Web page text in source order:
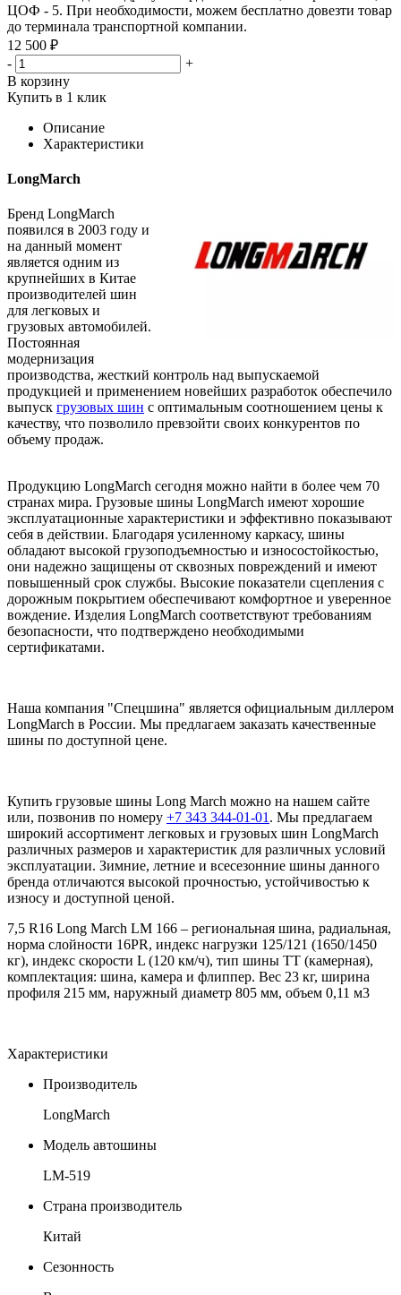
ЦОФ - 5. При необходимости, можем бесплатно довезти товар
до терминала транспортной компании.
12 500 ₽
-
+
В корзину
Купить в 1 клик
Описание
Характеристики
LongMarch
Бренд LongMarch
появился в 2003 году и
на данный момент
является одним из
крупнейших в Китае
производителей шин
для легковых и
грузовых автомобилей.
Постоянная
модернизация
производства, жесткий контроль над выпускаемой
продукцией и применением новейших разработок обеспечило
выпуск грузовых шин с оптимальным соотношением цены к
качеству, что позволило превзойти своих конкурентов по
объему продаж.
Продукцию LongMarch сегодня можно найти в более чем 70
странах мира. Грузовые шины LongMarch имеют хорошие
эксплуатационные характеристики и эффективно показывают
себя в действии. Благодаря усиленному каркасу, шины
обладают высокой грузоподъемностью и износостойкостью,
они надежно защищены от сквозных повреждений и имеют
повышенный срок службы. Высокие показатели сцепления с
дорожным покрытием обеспечивают комфортное и уверенное
вождение. Изделия LongMarch соответствуют требованиям
безопасности, что подтверждено необходимыми
сертификатами.
Наша компания "Спецшина" является официальным диллером
LongMarch в России. Мы предлагаем заказать качественные
шины по доступной цене.
Купить грузовые шины Long March можно на нашем сайте
или, позвонив по номеру +7 343 344-01-01 . Мы предлагаем
широкий ассортимент легковых и грузовых шин LongMarch
различных размеров и характеристик для различных условий
эксплуатации. Зимние, летние и всесезонние шины данного
бренда отличаются высокой прочностью, устойчивостью к
износу и доступной ценой.
7,5 R16 Long March LM 166 – региональная шина, радиальная,
норма слойности 16PR, индекс нагрузки 125/121 (1650/1450
кг), индекс скорости L (120 км/ч), тип шины ТТ (камерная),
комплектация: шина, камера и флиппер. Вес 23 кг, ширина
профиля 215 мм, наружный диаметр 805 мм, объем 0,11 м3
Характеристики
Производитель
LongMarch
Модель автошины
LM-519
Страна производитель
Китай
Сезонность